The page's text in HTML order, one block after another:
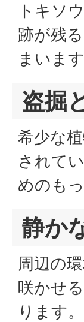
トキソ
跡が残
まいます
盗掘
希少な
されて
めのも
静か
周辺の
咲かせ
ります。